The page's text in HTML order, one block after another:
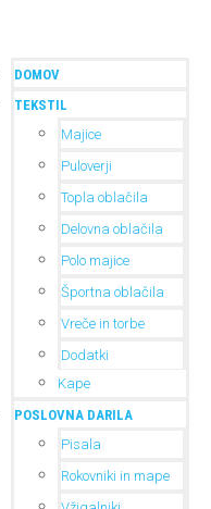
DOMOV
TEKSTIL
Majice
Puloverji
Topla oblačila
Delovna oblačila
Polo majice
Športna oblačila
Vreče in torbe
Dodatki
Kape
POSLOVNA DARILA
Pisala
Rokovniki in mape